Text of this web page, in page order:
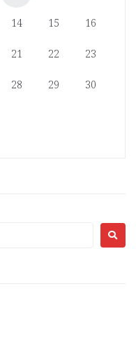
14 15 16
21 22 23
28 29 30